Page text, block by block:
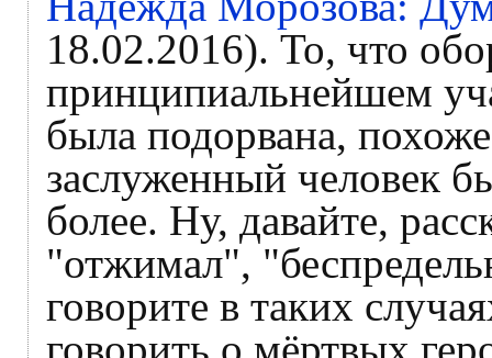
18.02.2016). То, что
принципиальнейшем
была подорвана,
заслуженный человек
более. Ну, давайте,
"отжимал",
говорите в таких
говорить о мёртвых